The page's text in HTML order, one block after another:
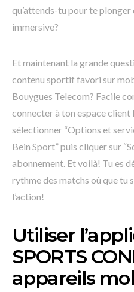
qu’attends-tu pour te
immersive?
Et maintenant la grande
contenu sportif favori sur
Bouygues Telecom? Facile
connecter à ton espace client
sélectionner “Options et
Bein Sport” puis cliquer sur
abonnement. Et voilà! Tu es
rythme des matchs où que tu
l’action!
Utiliser
SPORTS
appareils